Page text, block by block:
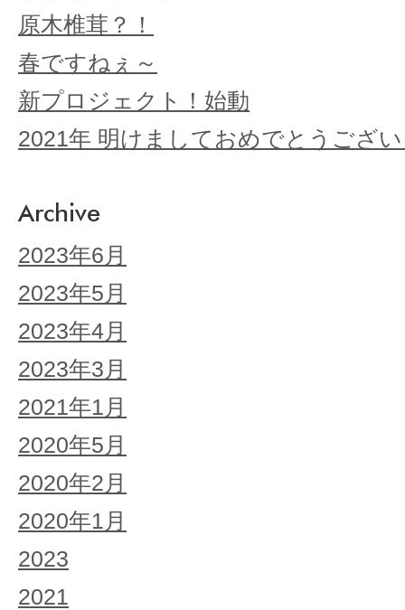
原木椎茸？！
春ですねぇ～
新プロジェクト！始動
2021年 明けましておめでとうござ
Archive
2023年6月
2023年5月
2023年4月
2023年3月
2021年1月
2020年5月
2020年2月
2020年1月
2023
2021